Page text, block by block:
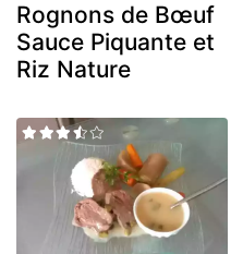
Rognons de Bœuf
Sauce Piquante et
Riz Nature